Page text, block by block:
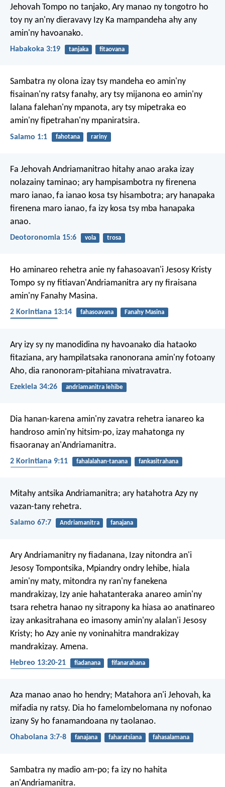
Jehovah Tompo no tanjako, Ary manao ny tongotro ho
toy ny an'ny dieravavy Izy Ka mampandeha ahy any
amin'ny havoanako.
Habakoka 3:19 tanjaka fitaovana
Sambatra ny olona izay tsy mandeha eo amin'ny
fisainan'ny ratsy fanahy, ary tsy mijanona eo amin'ny
lalana falehan'ny mpanota, ary tsy mipetraka eo
amin'ny fipetrahan'ny mpaniratsira.
Salamo 1:1 fahotana rariny
Fa Jehovah Andriamanitrao hitahy anao araka izay
nolazainy taminao; ary hampisambotra ny firenena
maro ianao, fa ianao kosa tsy hisambotra; ary hanapaka
firenena maro ianao, fa izy kosa tsy mba hanapaka
anao.
Deotoronomia 15:6 vola trosa
Ho aminareo rehetra anie ny fahasoavan'i Jesosy Kristy
Tompo sy ny fitiavan'Andriamanitra ary ny firaisana
amin'ny Fanahy Masina.
2 Korintiana 13:14 fahasoavana
Fanahy Masina
Ary izy sy ny manodidina ny havoanako dia hataoko
fitaziana, ary hampilatsaka ranonorana amin'ny fotoany
Aho, dia ranonoram-pitahiana mivatravatra.
Ezekiela 34:26 andriamanitra lehibe
Dia hanan-karena amin'ny zavatra rehetra ianareo ka
handroso amin'ny hitsim-po, izay mahatonga ny
fisaoranay an'Andriamanitra.
2 Korintiana 9:11 fahalalahan-tanana
fankasitrahana
Mitahy antsika Andriamanitra; ary hatahotra Azy ny
vazan-tany rehetra.
Salamo 67:7 Andriamanitra fanajana
Ary Andriamanitry ny fiadanana, Izay nitondra an'i
Jesosy Tompontsika, Mpiandry ondry lehibe, hiala
amin'ny maty, mitondra ny ran'ny fanekena
mandrakizay, Izy anie hahatanteraka anareo amin'ny
tsara rehetra hanao ny sitrapony ka hiasa ao anatinareo
izay ankasitrahana eo imasony amin'ny alalan'i Jesosy
Kristy; ho Azy anie ny voninahitra mandrakizay
mandrakizay. Amena.
Hebreo 13:20-21 fiadanana
fifanarahana
Aza manao anao ho hendry; Matahora an'i Jehovah, ka
mifadia ny ratsy. Dia ho famelombelomana ny nofonao
izany Sy ho fanamandoana ny taolanao.
Ohabolana 3:7-8 fanajana faharatsiana fahasalamana
Sambatra ny madio am-po; fa izy no hahita
an'Andriamanitra.